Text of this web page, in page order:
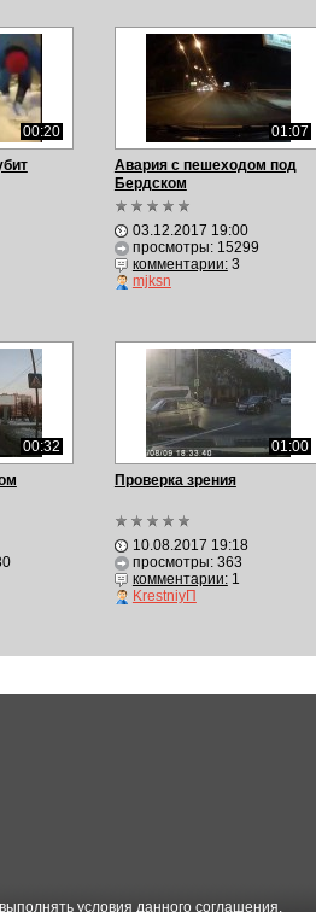
00:20
01:07
Авария с пешеходом под
Бердском
03.12.2017 19:00
просмотры: 15299
комментарии:3
mjksn
00:32
01:00
Проверка зрения
10.08.2017 19:18
просмотры: 363
комментарии:1
KrestniyП
условия данного соглашения.